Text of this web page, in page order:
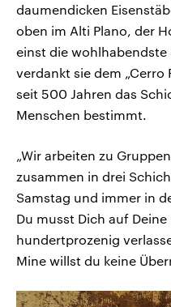
daumendicken
oben im Alti Plano, der
einst die wohlhabendste
verdankt sie dem „Cerro
seit 500 Jahren das
Menschen bestimmt.
„Wir arbeiten zu
zusammen in drei
Samstag und immer in
Du musst Dich auf
hundertprozenig
Mine willst du keine